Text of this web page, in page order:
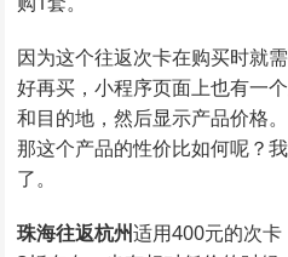
因为这个往返次卡在购买时就
好再买，小程序页面上也有一
和目的地，然后显示产品价格。
那这个产品的性价比如何呢？
了。
珠海往返杭州适用400元的次卡